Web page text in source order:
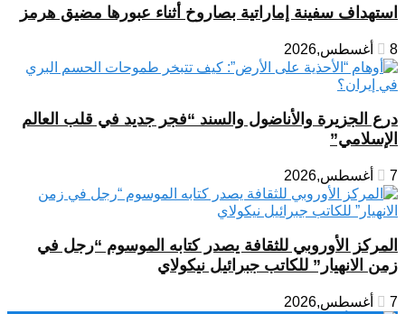
استهداف سفينة إماراتية بصاروخ أثناء عبورها مضيق هرمز
8 أغسطس,2026
درع الجزيرة والأناضول والسند “فجر جديد في قلب العالم
الإسلامي”
7 أغسطس,2026
المركز الأوروبي للثقافة يصدر كتابه الموسوم “رجل في
زمن الانهيار” للكاتب جبرائيل نيكولاي
7 أغسطس,2026